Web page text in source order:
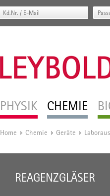
PHYSIK CHEMIE
Home / Chemie / Geräte /
REAGENZGLÄSER